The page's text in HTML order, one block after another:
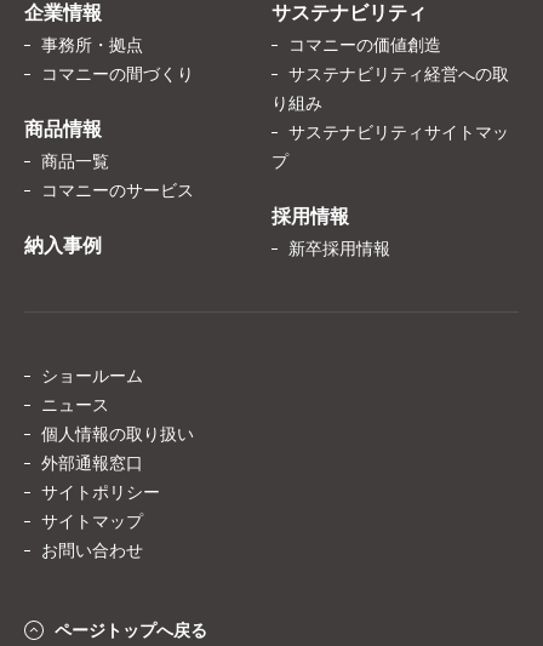
企業情報
事務所・拠点
コマニーの間づくり
商品情報
商品一覧
コマニーのサービス
納入事例
サステナビリティ
コマニーの価値創造
サステナビリティ経営への取
り組み
サステナビリティサイトマッ
プ
採用情報
新卒採用情報
ショールーム
ニュース
個人情報の取り扱い
外部通報窓口
サイトポリシー
サイトマップ
お問い合わせ
ページトップへ戻る